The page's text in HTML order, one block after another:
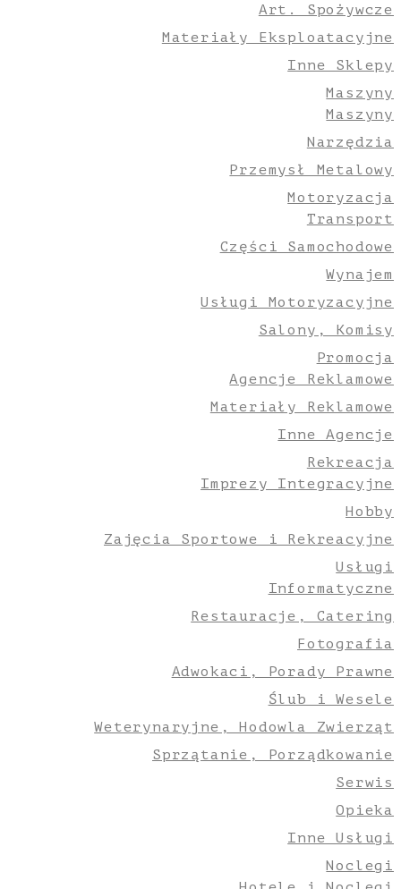
Art. Spożywcze
Materiały Eksploatacyjne
Inne Sklepy
Maszyny
Maszyny
Narzędzia
Przemysł Metalowy
Motoryzacja
Transport
Części Samochodowe
Wynajem
Usługi Motoryzacyjne
Salony, Komisy
Promocja
Agencje Reklamowe
Materiały Reklamowe
Inne Agencje
Rekreacja
Imprezy Integracyjne
Hobby
Zajęcia Sportowe i Rekreacyjne
Usługi
Informatyczne
Restauracje, Catering
Fotografia
Adwokaci, Porady Prawne
Ślub i Wesele
Weterynaryjne, Hodowla Zwierząt
Sprzątanie, Porządkowanie
Serwis
Opieka
Inne Usługi
Noclegi